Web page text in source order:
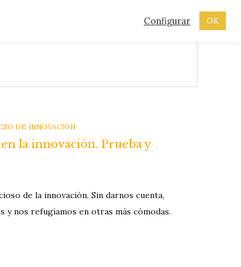
DE INNOVACIÓN
la innovación. Prueba y
de la innovación. Sin darnos cuenta,
nos refugiamos en otras más cómodas.
Configurar OK